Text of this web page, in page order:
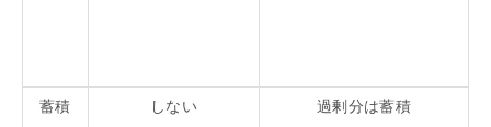
蓄積 しない 過剰分は蓄積